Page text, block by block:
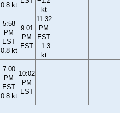
0.8 kt
kt
5:58
PM
EST
0.8 kt
9:01
PM
EST
11:32
PM
EST
−1.3
kt
7:00
PM
EST
0.8 kt
10:02
PM
EST